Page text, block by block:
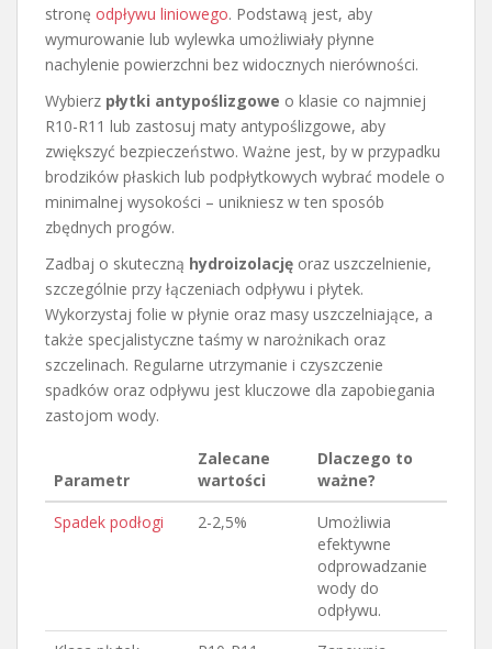
stronę odpływu liniowego. Podstawą jest, aby
wymurowanie lub wylewka umożliwiały płynne
nachylenie powierzchni bez widocznych nierówności.
Wybierz płytki antypoślizgowe o klasie co najmniej
R10-R11 lub zastosuj maty antypoślizgowe, aby
zwiększyć bezpieczeństwo. Ważne jest, by w przypadku
brodzików płaskich lub podpłytkowych wybrać modele o
minimalnej wysokości – unikniesz w ten sposób
zbędnych progów.
Zadbaj o skuteczną hydroizolację oraz uszczelnienie,
szczególnie przy łączeniach odpływu i płytek.
Wykorzystaj folie w płynie oraz masy uszczelniające, a
także specjalistyczne taśmy w narożnikach oraz
szczelinach. Regularne utrzymanie i czyszczenie
spadków oraz odpływu jest kluczowe dla zapobiegania
zastojom wody.
Parametr
Zalecane
wartości
Dlaczego to
ważne?
Spadek podłogi
2-2,5%
Umożliwia
efektywne
odprowadzanie
wody do
odpływu.